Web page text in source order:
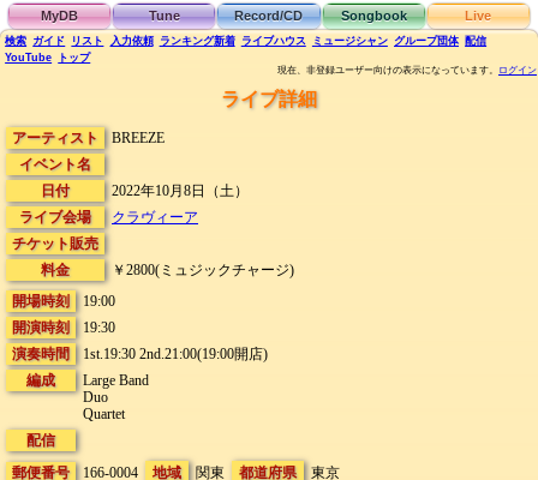
MyDB Tune Record/CD Songbook Live
検索 ガイド リスト 入力依頼 ランキング新着 ライブハウス ミュージシャン グループ団体 配信
YouTube
トップ
現在、非登録ユーザー向けの表示になっています。 ログイン
ライブ詳細
アーティスト
BREEZE
イベント名
日付
2022年10月8日（土）
ライブ会場
クラヴィーア
チケット販売
料金
￥2800(ミュジックチャージ)
開場時刻
19:00
開演時刻
19:30
演奏時間
1st.19:30 2nd.21:00(19:00開店)
編成
Large Band
Duo
Quartet
配信
郵便番号
166-0004 地域 関東 都道府県
東京